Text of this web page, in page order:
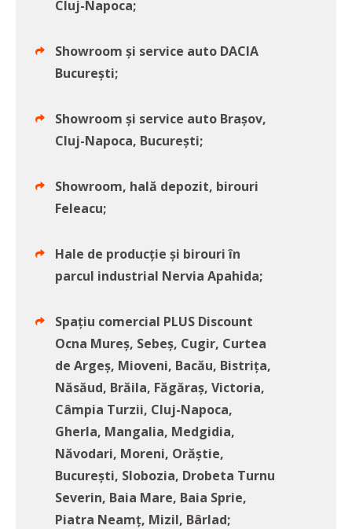
Cluj-Napoca;
Showroom și service auto DACIA
Bucureşti;
Showroom și service auto Braşov,
Cluj-Napoca, Bucureşti;
Showroom, hală depozit, birouri
Feleacu;
Hale de producție și birouri în
parcul industrial Nervia Apahida;
Spațiu comercial PLUS Discount
Ocna Mureş, Sebeş, Cugir, Curtea
de Argeş, Mioveni, Bacău, Bistriţa,
Năsăud, Brăila, Făgăraş, Victoria,
Câmpia Turzii, Cluj-Napoca,
Gherla, Mangalia, Medgidia,
Năvodari, Moreni, Orăştie,
Bucureşti, Slobozia, Drobeta Turnu
Severin, Baia Mare, Baia Sprie,
Piatra Neamţ, Mizil, Bârlad;